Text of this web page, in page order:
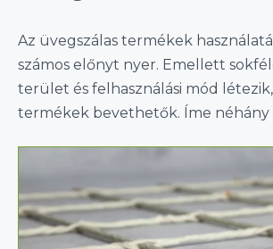
Az üvegszálas termékek
számos előnyt nyer. Emellett
terület és felhasználási mód
termékek bevethetők. Íme néhány